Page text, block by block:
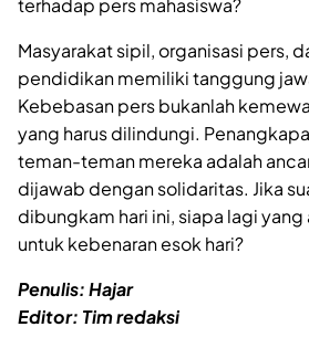
terhadap pers mahasiswa?
Masyarakat sipil, organisasi pers,
pendidikan memiliki tanggung
Kebebasan pers bukanlah
yang harus dilindungi.
teman-teman mereka adalah
dijawab dengan solidaritas. Jika
dibungkam hari ini, siapa lagi
untuk kebenaran esok hari?
Penulis: Hajar
Editor: Tim redaksi